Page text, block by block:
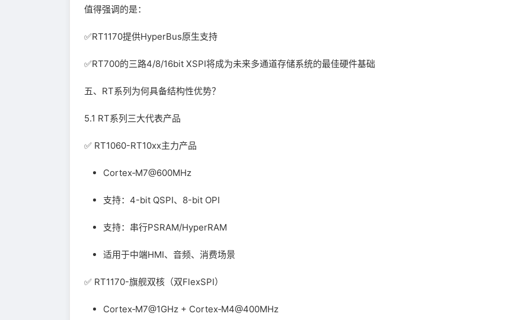
值得强调的是：
✅RT1170提供HyperBus原生支持
✅RT700的三路4/8/16bit XSPI将成为未来多通道存储系统的最佳硬件基础
五、RT系列为何具备结构性优势？
5.1 RT系列三大代表产品
✅ RT1060-RT10xx主力产品
Cortex‑M7@600MHz
支持：4-bit QSPI、8-bit OPI
支持：串行PSRAM/HyperRAM
适用于中端HMI、音频、消费场景
✅ RT1170-旗舰双核（双FlexSPI）
Cortex‑M7@1GHz + Cortex‑M4@400MHz